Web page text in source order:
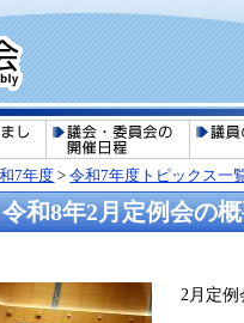
7年度 >令和7年度トピックス一
和8年2月定例会の
2月定例